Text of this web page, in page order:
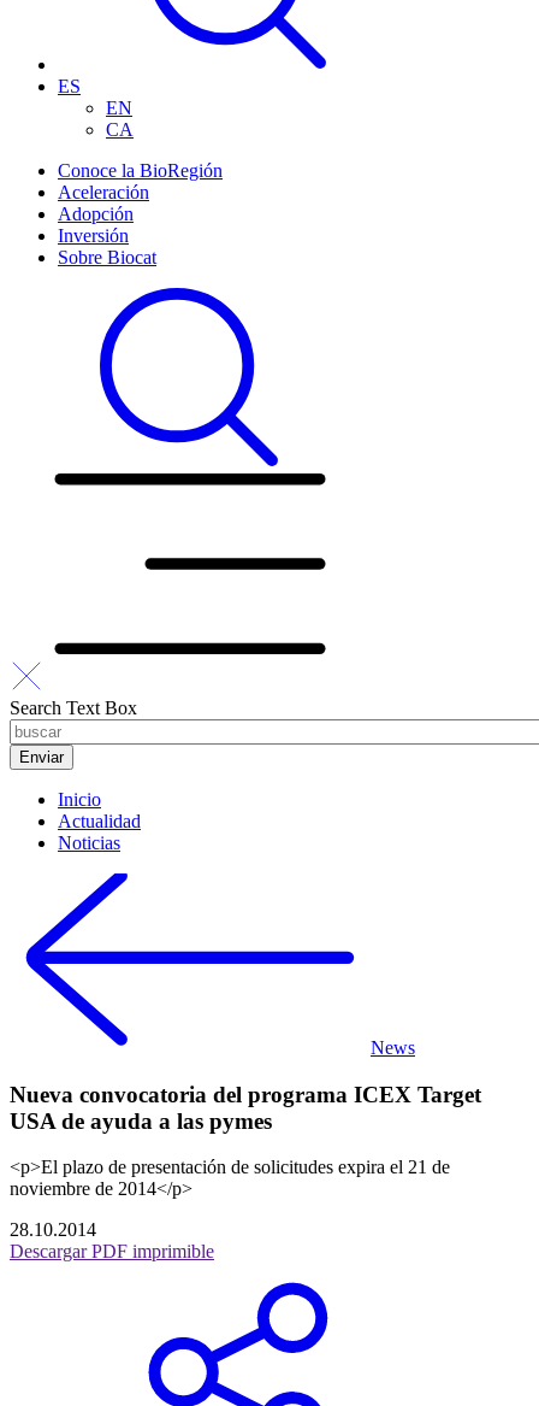
ES
EN
CA
Conoce la BioRegión
Aceleración
Adopción
Inversión
Sobre Biocat
Search Text Box
Inicio
Actualidad
Noticias
News
Nueva convocatoria del programa ICEX Target
USA de ayuda a las pymes
<p>El plazo de presentación de solicitudes expira el 21 de
noviembre de 2014</p>
28.10.2014
Descargar PDF imprimible